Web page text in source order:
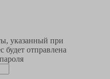
указанный при
будет отправлена